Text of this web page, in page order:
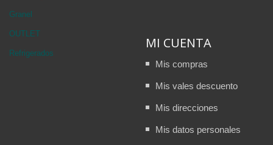
Granel
OUTLET
Refrigerados
MI CUENTA
Mis compras
Mis vales descuento
Mis direcciones
Mis datos personales